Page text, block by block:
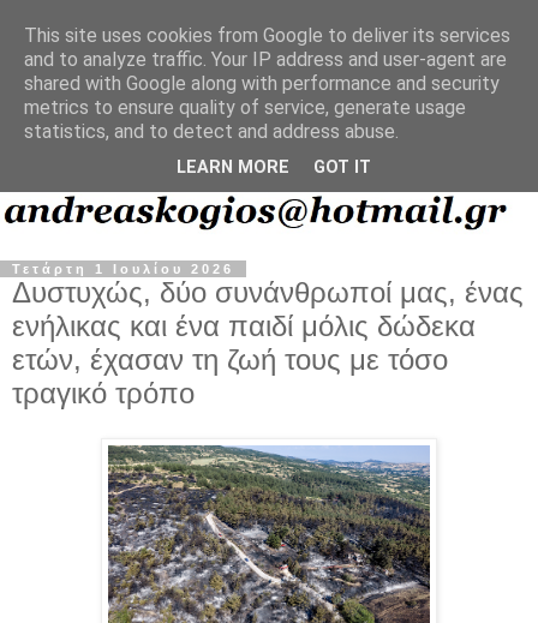
Τετάρτη 1 Ιουλίου 2026
Δυστυχώς, δύο συνάνθρωποί μας, ένας
ενήλικας και ένα παιδί μόλις δώδεκα
ετών, έχασαν τη ζωή τους με τόσο
τραγικό τρόπο
This site uses cookies from Google to deliver its services
and to analyze traffic. Your IP address and user-agent are
shared with Google along with performance and security
metrics to ensure quality of service, generate usage
statistics, and to detect and address abuse.
LEARN MORE GOT IT